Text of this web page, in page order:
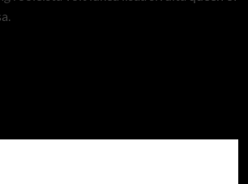
.